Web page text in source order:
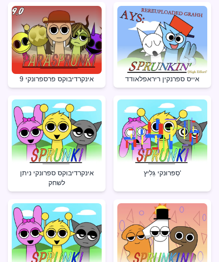
אינקרדיבוקס פרספרונקי 9 אייס ספרנקין ריראפלאודד
אינקרדיבוקס ספרונקי ניתן
לשחק
סְפּרוּנקי גְּלִיץ'